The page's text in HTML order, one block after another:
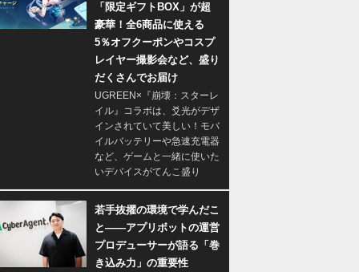
「限定ギフトBOX」が超
豪華！全6商品に使える
5％オフクーポンやコスプ
レイヤー撮影会など、盛り
だくさんでお届け
UGREEN×『崩壊：スターレ
イル』コラボは、爻光がデザ
インされていて美しい！モバ
イルバッテリーや急速充電器
など、ゲームと一緒に使いた
いデバイスがてんこ盛り
若手抜擢の環境で学んだこ
と――アプリボットの運営
プロデューサーが語る「巻
き込み力」の重要性